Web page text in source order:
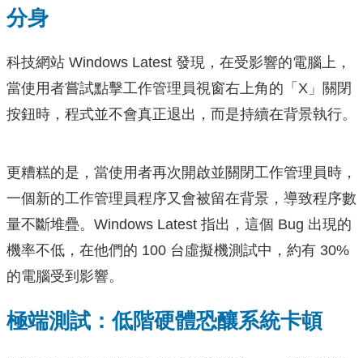
分身
科技網站 Windows Latest 發現，在受影響的電腦上，
當使用者嘗試點擊工作管理員視窗右上角的「X」關閉
按鈕時，程式並不會真正退出，而是持續在背景執行。
更糟糕的是，當使用者再次開啟並關閉工作管理員時，
一個新的工作管理員程序又會被留在背景，導致程序數
量不斷堆疊。Windows Latest 指出，這個 Bug 出現的
機率不低，在他們的 100 台虛擬機測試中，約有 30%
的電腦受到影響。
極端測試：低階硬體恐釀系統卡頓